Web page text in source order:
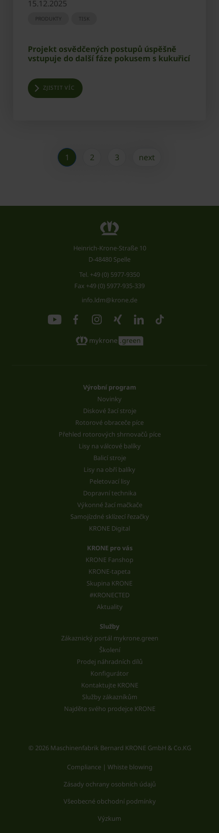
15.12.2025
PRODUKTY TISK
Projekt osvědčených postupů úspěšně
vstupuje do další fáze pokusem s kukuřicí
ZJISTIT VÍC
1 2 3 next
Heinrich-Krone-Straße 10
D-48480 Spelle
Tel. +49 (0) 5977-9350
Fax +49 (0) 5977-935-339
info.ldm@krone.de
Výrobní program
Novinky
Diskové žací stroje
Rotorové obraceče píce
Přehled rotorových shrnovačů píce
Lisy na válcové balíky
Balicí stroje
Lisy na obří balíky
Peletovací lisy
Dopravní technika
Výkonné žací mačkače
Samojízdné sklízecí řezačky
KRONE Digital
KRONE pro vás
KRONE Fanshop
KRONE-tapeta
Skupina KRONE
#KRONECTED
Aktuality
Služby
Zákaznický portál mykrone.green
Školení
Prodej náhradních dílů
Konfigurátor
Kontaktujte KRONE
Služby zákazníkům
Najděte svého prodejce KRONE
© 2026 Maschinenfabrik Bernard KRONE GmbH & Co.KG
Compliance | Whiste blowing
Zásady ochrany osobních údajů
Všeobecné obchodní podmínky
Výzkum